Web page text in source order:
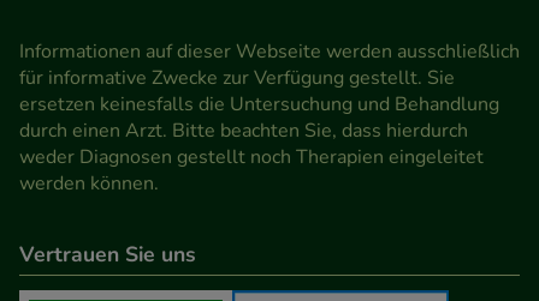
Informationen auf dieser Webseite werden ausschließlich
für informative Zwecke zur Verfügung gestellt. Sie
ersetzen keinesfalls die Untersuchung und Behandlung
durch einen Arzt. Bitte beachten Sie, dass hierdurch
weder Diagnosen gestellt noch Therapien eingeleitet
werden können.
Vertrauen Sie uns